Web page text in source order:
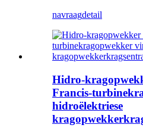
navraagdetail
Hidro-
Francis-
hidroëlektriese